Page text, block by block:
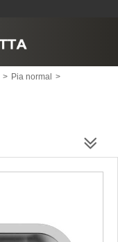
> Pia normal >